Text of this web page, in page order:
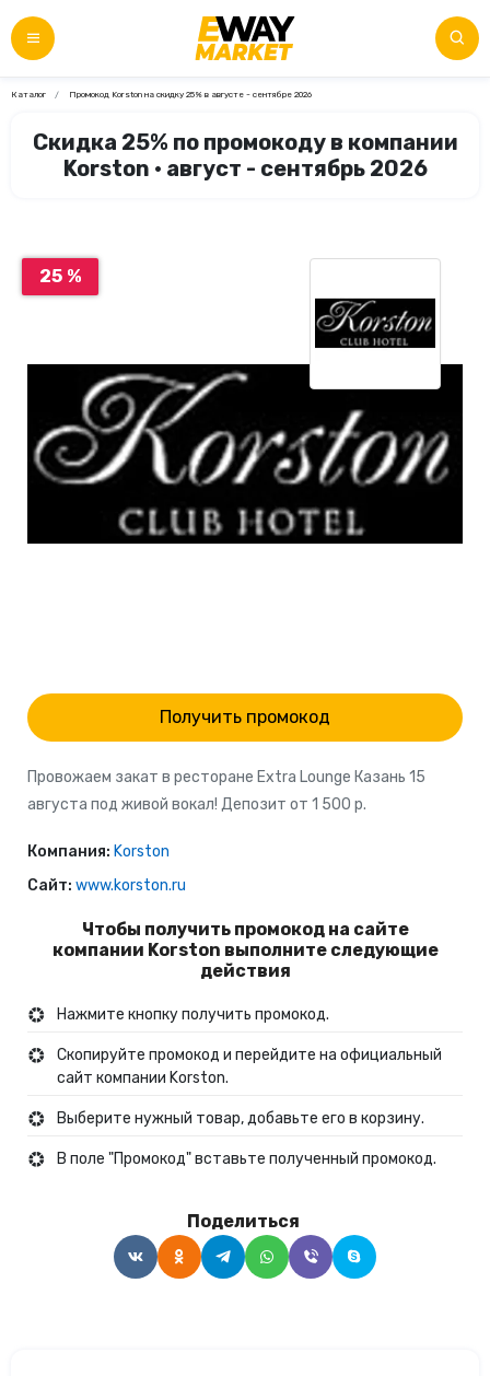
Каталог Промокод Korston на скидку 25% в августе - сентябре 2026
Скидка 25% по промокоду в компании
Korston • август - сентябрь 2026
25 %
Получить промокод
Провожаем закат в ресторане Extra Lounge Казань 15
августа под живой вокал! Депозит от 1 500 р.
Компания: Korston
Сайт: www.korston.ru
Чтобы получить промокод на сайте
компании Korston выполните следующие
действия
Нажмите кнопку получить промокод.
Скопируйте промокод и перейдите на официальный
сайт компании Korston.
Выберите нужный товар, добавьте его в корзину.
В поле "Промокод" вставьте полученный промокод.
Поделиться